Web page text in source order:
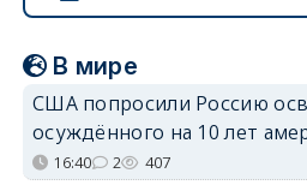
В мире
США попросили Россию
осуждённого на 10 лет
16:40 2 407